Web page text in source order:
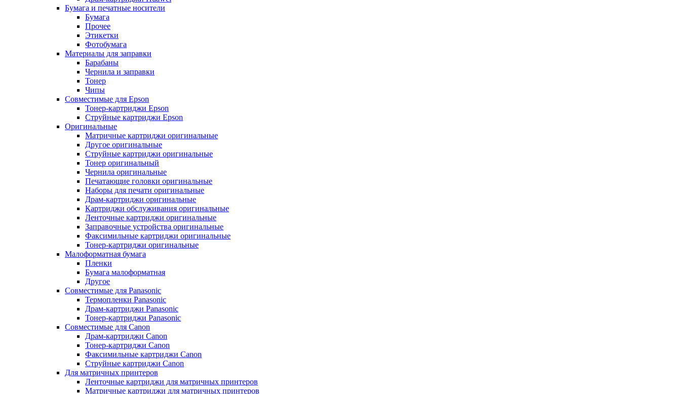
Бумага и печатные носители
Бумага
Прочее
Этикетки
Фотобумага
Материалы для заправки
Барабаны
Чернила и заправки
Тонер
Чипы
Совместимые для Epson
Тонер-картриджи Epson
Струйные картриджи Epson
Оригинальные
Матричные картриджи оригинальные
Другое оригинальные
Струйные картриджи оригинальные
Тонер оригинальный
Чернила оригинальные
Печатающие головки оригинальные
Наборы для печати оригинальные
Драм-картриджи оригинальные
Картриджи обслуживания оригинальные
Ленточные картриджи оригинальные
Заправочные устройства оригинальные
Факсимильные картриджи оригинальные
Тонер-картриджи оригинальные
Малоформатная бумага
Пленки
Бумага малоформатная
Другое
Совместимые для Panasonic
Термопленки Panasonic
Драм-картриджи Panasonic
Тонер-картриджи Panasonic
Совместимые для Canon
Драм-картриджи Canon
Тонер-картриджи Canon
Факсимильные картриджи Canon
Струйные картриджи Canon
Для матричных принтеров
Ленточные картриджи для матричных принтеров
Матричные картриджи для матричных принтеров